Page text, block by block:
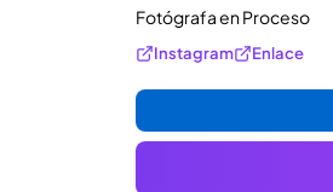
Fotógrafa en Proceso
Instagram Enlace